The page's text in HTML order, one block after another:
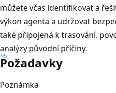
můžete včas identifikovat a
výkon agenta a udržovat
také připojená k trasování.
analýzy původní příčiny.
Požadavky
Poznámka